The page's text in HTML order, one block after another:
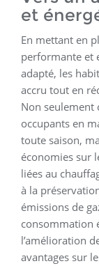
et
En mettant en
performante et
adapté, les
accru tout en
Non seulement
occupants en
toute saison,
économies sur
liées au
à la
émissions de
consommation
l’amélioration
avantages sur